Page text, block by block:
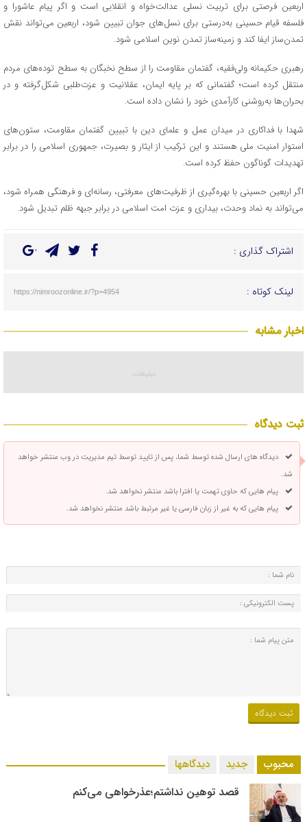
اربعین فرصتی برای تربیت نسلی عدالت‌خواه و انقلابی است و اگر پیام عاشورا و
فلسفه قیام حسینی به‌درستی برای نسل‌های جوان تبیین شود، اربعین می‌تواند نقش
تمدن‌ساز ایفا کند و زمینه‌ساز تمدن نوین اسلامی شود.
رهبری حکیمانه ولی‌فقیه، گفتمان مقاومت را از سطح نخبگان به سطح توده‌های مردم
منتقل کرده است؛ گفتمانی که بر پایه ایمان، عقلانیت و عزت‌طلبی شکل‌گرفته و در
بحران‌ها به‌روشنی کارآمدی خود را نشان داده است.
شهدا با فداکاری در میدان عمل و علمای دین با تبیین گفتمان مقاومت، ستون‌های
استوار امنیت ملی هستند و این ترکیب از ایثار و بصیرت، جمهوری اسلامی را در برابر
تهدیدات گوناگون حفظ کرده است.
اگر اربعین حسینی با بهره‌گیری از ظرفیت‌های معرفتی، رسانه‌ای و فرهنگی همراه شود،
می‌تواند به نماد وحدت، بیداری و عزت امت اسلامی در برابر جبهه ظلم تبدیل شود.
اشتراک گذاری :
لینک کوتاه : https://nimroozonline.ir/?p=4954
اخبار مشابه
ثبت دیدگاه
دیدگاه های ارسال شده توسط شما، پس از تایید توسط تیم مدیریت در وب منتشر خواهد
شد.
پیام هایی که حاوی تهمت یا افترا باشد منتشر نخواهد شد.
پیام هایی که به غیر از زبان فارسی یا غیر مرتبط باشد منتشر نخواهد شد.
محبوب جدید دیدگاهها
قصد توهین نداشتم؛عذرخواهی می‌کنم